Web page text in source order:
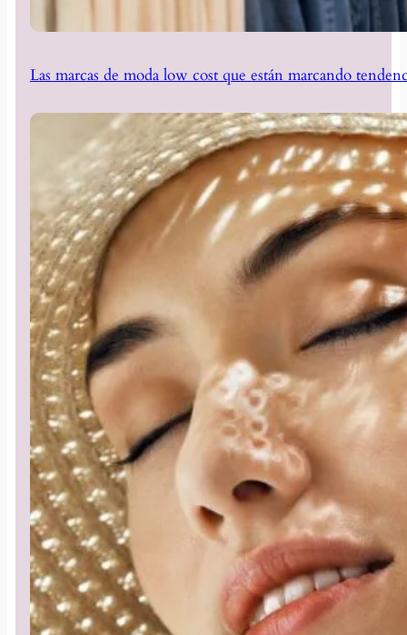
Las marcas de moda low cost que están marcando